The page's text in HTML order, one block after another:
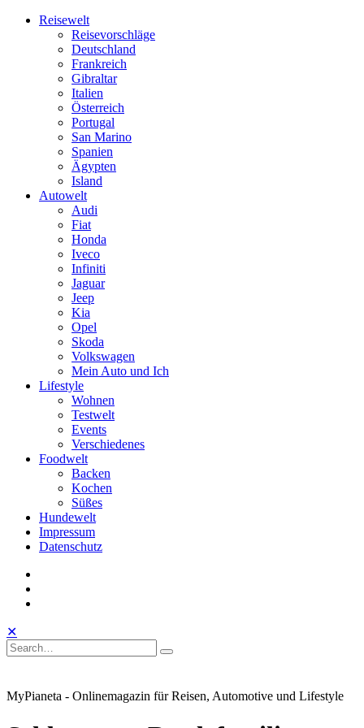
Skip
Reisewelt
Reisevorschläge
Deutschland
Frankreich
Gibraltar
Italien
Österreich
Portugal
San Marino
Spanien
Ägypten
Island
Autowelt
Audi
Fiat
Honda
Iveco
Infiniti
Jaguar
Jeep
Kia
Opel
Skoda
Volkswagen
Mein Auto und Ich
Lifestyle
Wohnen
Testwelt
Events
Verschiedenes
Foodwelt
Backen
Kochen
Süßes
Hundewelt
Impressum
Datenschutz
Toggle
Mobile
Menu
Open
Search
✕
Search
Search
for:
Search
MyPianeta - Onlinemagazin für Reisen, Automotive und Lifestyle